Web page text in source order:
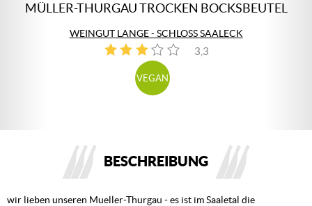
MÜLLER-THURGAU TROCKEN BOCKSBEUTEL
WEINGUT LANGE - SCHLOSS SAALECK
3,3
3
VEGAN
BESCHREIBUNG
wir lieben unseren Mueller-Thurgau - es ist im Saaletal die